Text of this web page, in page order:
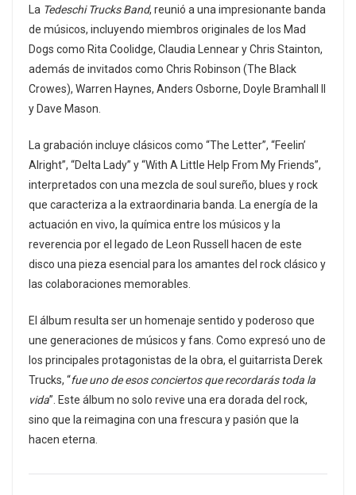
La Tedeschi Trucks Band, reunió a una impresionante banda
de músicos, incluyendo miembros originales de los Mad
Dogs como Rita Coolidge, Claudia Lennear y Chris Stainton,
además de invitados como Chris Robinson (The Black
Crowes), Warren Haynes, Anders Osborne, Doyle Bramhall II
y Dave Mason.
La grabación incluye clásicos como “The Letter”, “Feelin’
Alright”, “Delta Lady” y “With A Little Help From My Friends”,
interpretados con una mezcla de soul sureño, blues y rock
que caracteriza a la extraordinaria banda. La energía de la
actuación en vivo, la química entre los músicos y la
reverencia por el legado de Leon Russell hacen de este
disco una pieza esencial para los amantes del rock clásico y
las colaboraciones memorables.
El álbum resulta ser un homenaje sentido y poderoso que
une generaciones de músicos y fans. Como expresó uno de
los principales protagonistas de la obra, el guitarrista Derek
Trucks, “fue uno de esos conciertos que recordarás toda la
vida”. Este álbum no solo revive una era dorada del rock,
sino que la reimagina con una frescura y pasión que la
hacen eterna.